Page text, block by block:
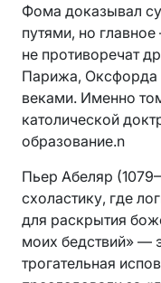
Фома доказывал
путями, но
не противоречат
Парижа, Оксфорда
веками. Именно
католической
образование.n
Пьер Абеляр
схоластику, где
для раскрытия
моих бедствий» —
трогательная